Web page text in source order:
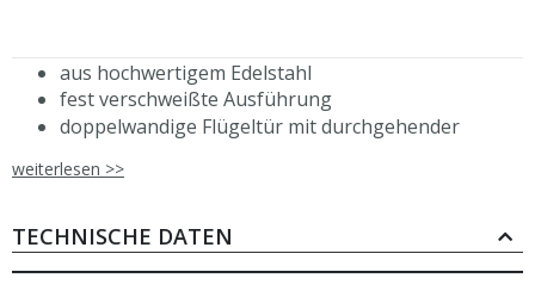
aus hochwertigem Edelstahl
fest verschweißte Ausführung
doppelwandige Flügeltür mit durchgehender
Magnetschließer
Schrankbeine aus Vierkantprofilen 40x40 mm,
Materialstärke: 1,2 mm
weiterlesen >>
TECHNISCHE DATEN